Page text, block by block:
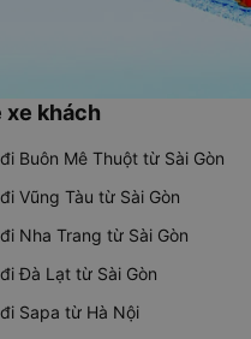
xe khách
Buôn Mê Thuột từ Sài Gòn
Vũng Tàu từ Sài Gòn
Nha Trang từ Sài Gòn
Đà Lạt từ Sài Gòn
Sapa từ Hà Nội